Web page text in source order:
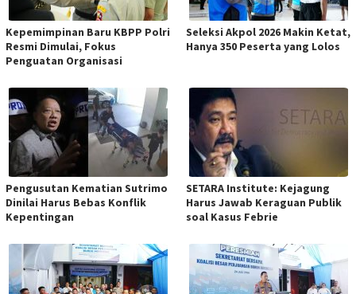
Kepemimpinan Baru KBPP Polri
Resmi Dimulai, Fokus
Penguatan Organisasi
Seleksi Akpol 2026 Makin Ketat,
Hanya 350 Peserta yang Lolos
Pengusutan Kematian Sutrimo
Dinilai Harus Bebas Konflik
Kepentingan
SETARA Institute: Kejagung
Harus Jawab Keraguan Publik
soal Kasus Febrie